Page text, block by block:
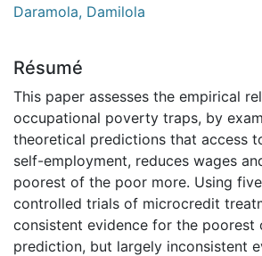
Daramola, Damilola
Résumé
This paper assesses the empirical
occupational poverty traps, by
theoretical predictions that access
self-employment, reduces wages
poorest of the poor more. Using
controlled trials of microcredit
consistent evidence for the poorest
prediction, but largely inconsistent